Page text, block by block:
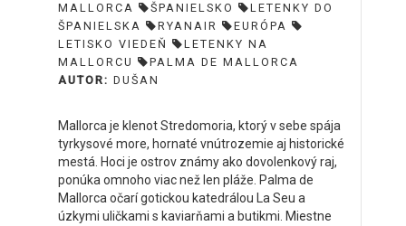
MALLORCA
ŠPANIELSKO
LETENKY DO
ŠPANIELSKA
RYANAIR
EURÓPA
LETISKO VIEDEŇ
LETENKY NA
MALLORCU
PALMA DE MALLORCA
AUTOR: DUŠAN
Mallorca je klenot Stredomoria, ktorý v sebe spája
tyrkysové more, hornaté vnútrozemie aj historické
mestá. Hoci je ostrov známy ako dovolenkový raj,
ponúka omnoho viac než len pláže. Palma de
Mallorca očarí gotickou katedrálou La Seu a
úzkymi uličkami s kaviarňami a butikmi. Miestne